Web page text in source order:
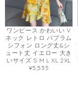
ワンピース かわいい V
ネック レトロ パプラム
シフォン ロング丈&シ
ュート丈 イエロー 大き
いサイズ S M L XL 2XL
¥5,535